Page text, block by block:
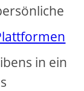
in ein